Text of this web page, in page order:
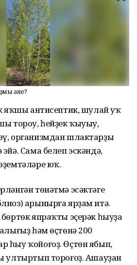
әле?
яҡшы антисептик, шулай уҡ
тороу, һейҙек ҡыуыу,
организмдан шлактарҙы
Сама белеп эскәндә,
юҡ.
төнәтмә эсәктәге
арынырға ярҙам итә.
япраҡты эҫерәк һыуҙа
һәм өҫтөнә 200
һыу ҡойоғоҙ. Өҫтөн ябып,
ултыртып тороғоҙ. Ашауҙан